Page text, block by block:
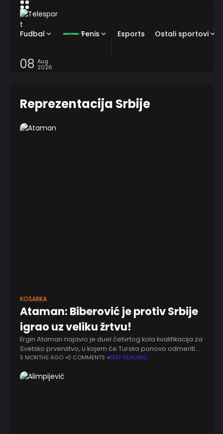
Fudbal Tenis Esports Ostali sportovi
08 Aug
2026
Reprezentacija Srbije
KOŠARKA
Ataman: Biberović je protiv Srbije
igrao uz veliku žrtvu!
Ergin Ataman najavio je duel četvrtog kola kvalifikacija za
Svetsko prvenstvo, u kojem će Turska ponovo odmeriti
snage sa reprezentacijom Srbije. Nakon pobede u
5 MONTHS AGO 0 COMMENTS KEEP READING